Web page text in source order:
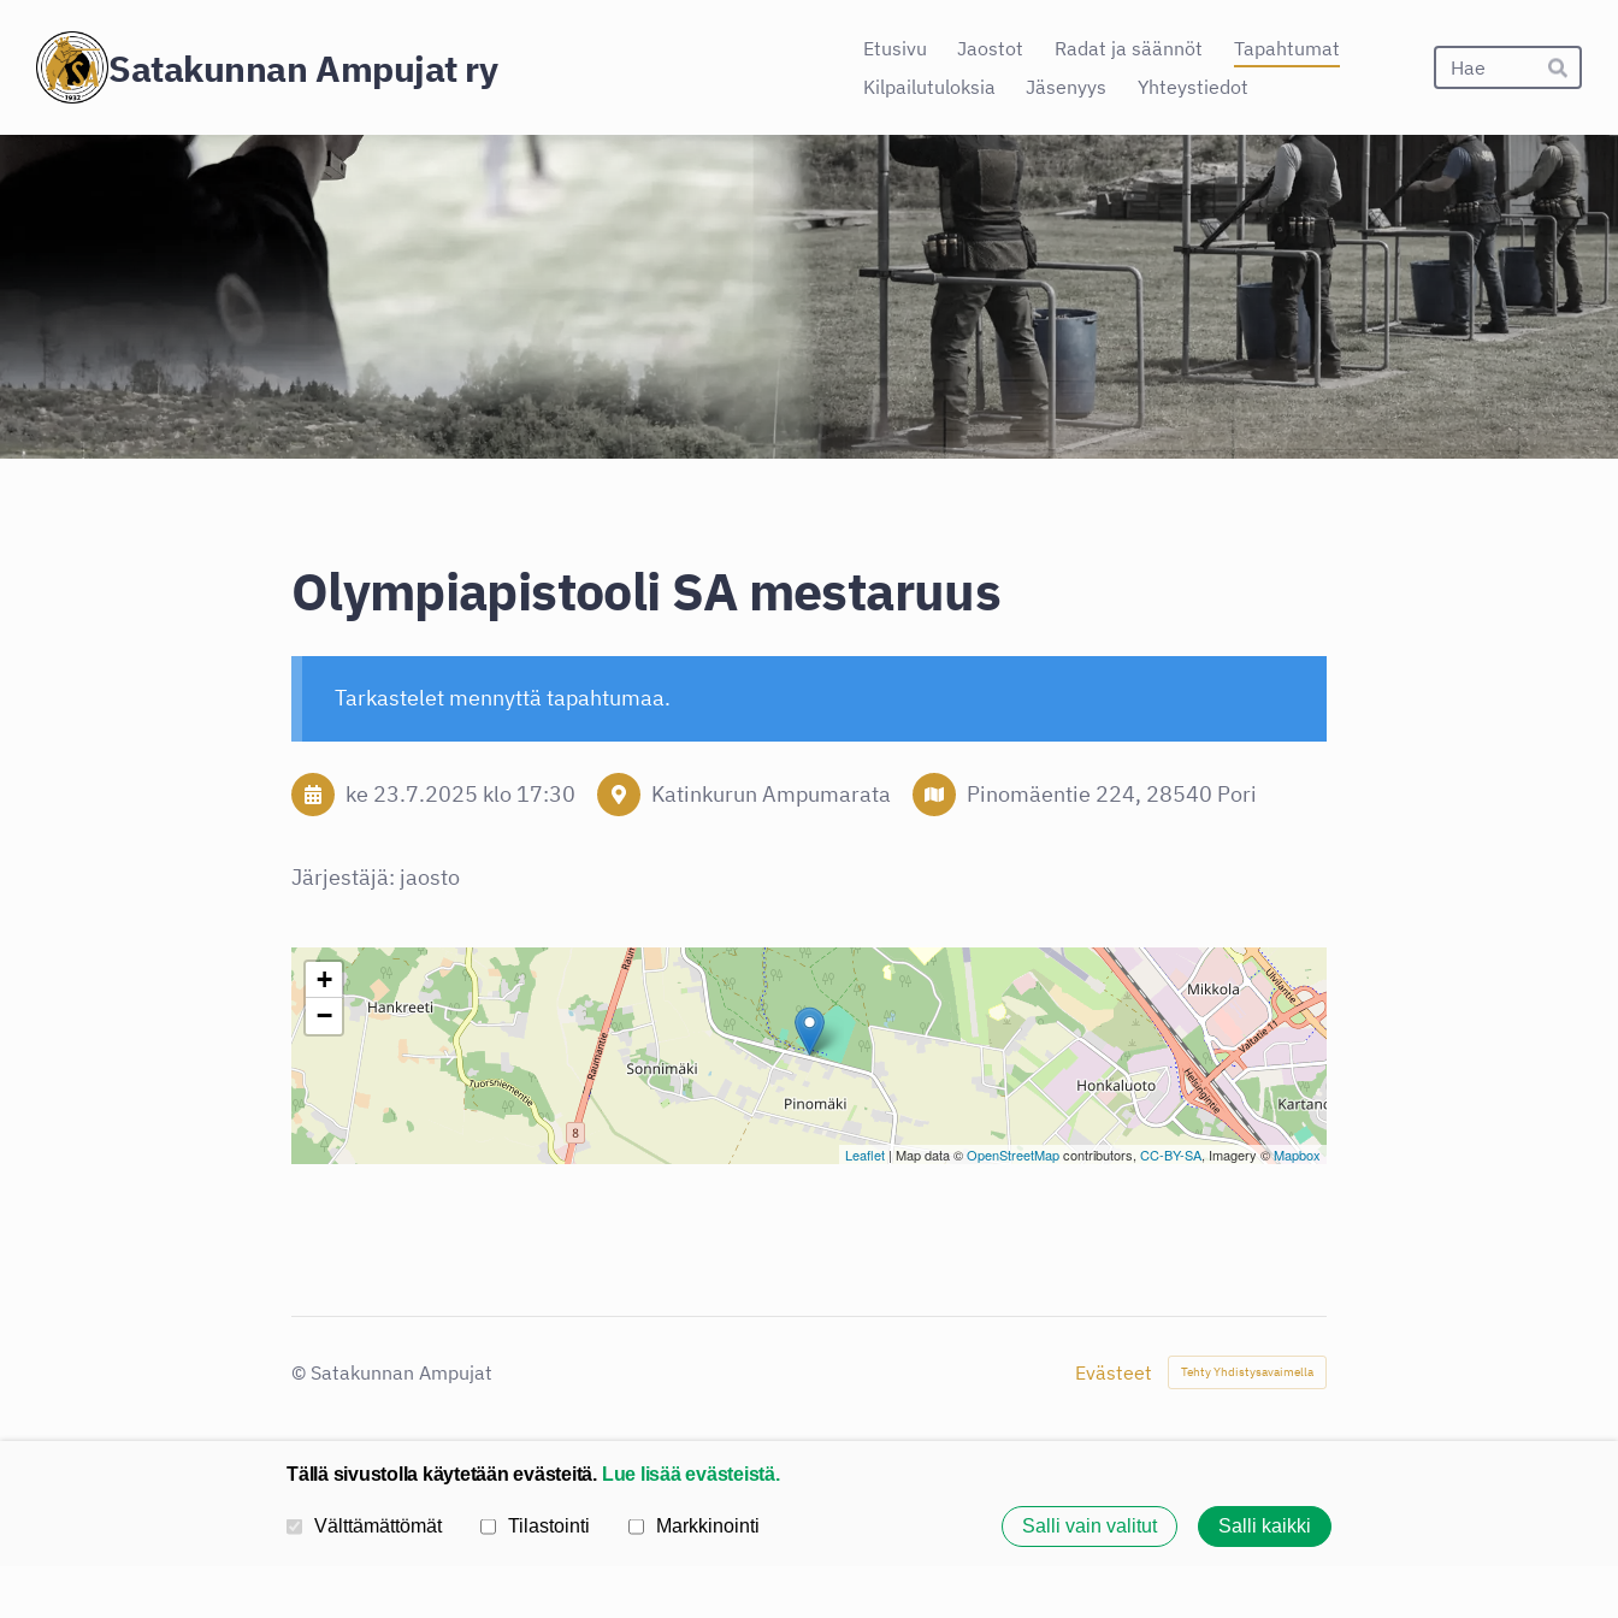
Siirry
sivun
sisältöön
Satakunnan Ampujat ry Etusivu Jaostot Radat ja säännöt
Tapahtumat
Kilpailutuloksia
Jäsenyys Yhteystiedot Hae
Olympiapistooli SA mestaruus
Tarkastelet mennyttä tapahtumaa.
ke 23.7.2025 klo 17:30 Katinkurun Ampumarata Pinomäentie 224, 28540 Pori
Järjestäjä: jaosto
+
−
Leaflet | Map data ©OpenStreetMapcontributors, CC-BY-SA, Imagery ©Mapbox
© Satakunnan Ampujat Evästeet Tehty Yhdistysavaimella
Tällä sivustolla käytetään evästeitä. Lue lisää evästeistä.
Valitse käytettävät evästeet
Välttämättömät Tilastointi Markkinointi Salli vain valitut Salli kaikki